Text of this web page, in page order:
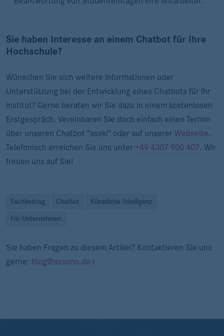
Sie haben Interesse an einem Chatbot für Ihre
Hochschule?
Wünschen Sie sich weitere Informationen oder
Unterstützung bei der Entwicklung eines Chatbots für Ihr
Institut? Gerne beraten wir Sie dazu in einem kostenlosen
Erstgespräch. Vereinbaren Sie doch einfach einen Termin
über unseren Chatbot "asski" oder auf unserer Webseite.
Telefonisch erreichen Sie uns unter +49 4307 900 407. Wir
freuen uns auf Sie!
Fachbeitrag Chatbot Künstliche Intelligenz
Für Unternehmen
Sie haben Fragen zu diesem Artikel? Kontaktieren Sie uns
gerne: blog@assono.de